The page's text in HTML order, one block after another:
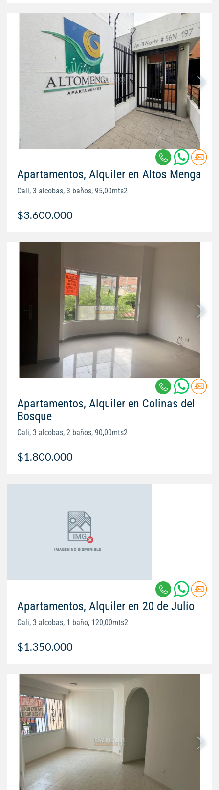
Apartamentos, Alquiler en Altos Menga
Cali, 3 alcobas, 3 baños, 95,00mts2
$3.600.000
Apartamentos, Alquiler en Colinas del
Bosque
Cali, 3 alcobas, 2 baños, 90,00mts2
$1.800.000
Apartamentos, Alquiler en 20 de Julio
Cali, 3 alcobas, 1 baño, 120,00mts2
$1.350.000